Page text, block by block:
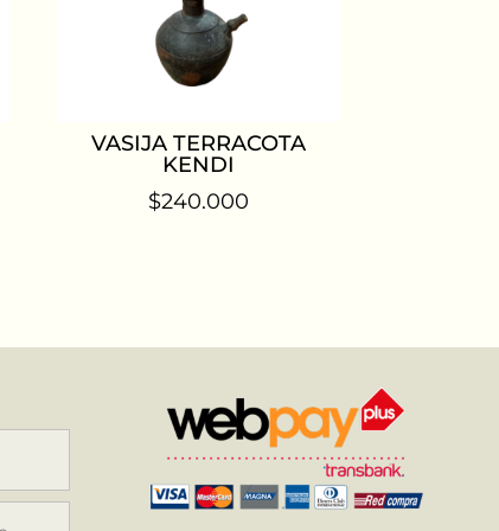
VASIJA TERRACOTA
KENDI
$240.000